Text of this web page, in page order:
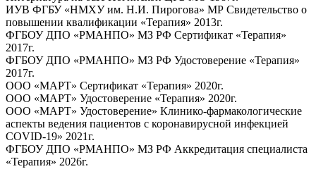
ИУВ ФГБУ «НМХУ им. Н.И. Пирогова» МР Свидетельство о
повышении квалификации «Терапия» 2013г.
ФГБОУ ДПО «РМАНПО» МЗ РФ Сертификат «Терапия»
2017г.
ФГБОУ ДПО «РМАНПО» МЗ РФ Удостоверение «Терапия»
2017г.
ООО «МАРТ» Сертификат «Терапия» 2020г.
ООО «МАРТ» Удостоверение «Терапия» 2020г.
ООО «МАРТ» Удостоверение» Клинико-фармакологические
аспекты ведения пациентов с коронавирусной инфекцией
COVID-19» 2021г.
ФГБОУ ДПО «РМАНПО» МЗ РФ Аккредитация специалиста
«Терапия» 2026г.